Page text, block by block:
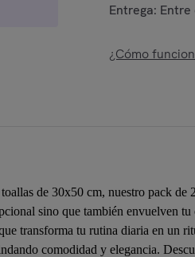
Entrega: Entre
¿Cómo
de 30x50 cm, nuestro pack
sino que también envuelven
transforma tu rutina diaria en un
comodidad y elegancia.